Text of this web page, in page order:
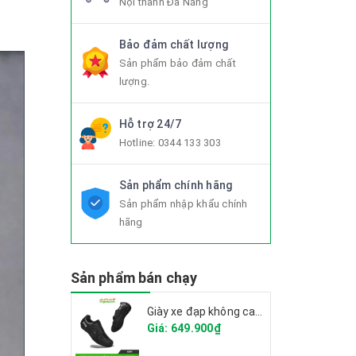
Bảo đảm chất lượng
Sản phẩm bảo đảm chất
lượng.
Hỗ trợ 24/7
Hotline: 0344 133 303
Sản phẩm chính hãng
Sản phẩm nhập khẩu chính
hãng
Sản phẩm bán chạy
Giá: 649.900₫